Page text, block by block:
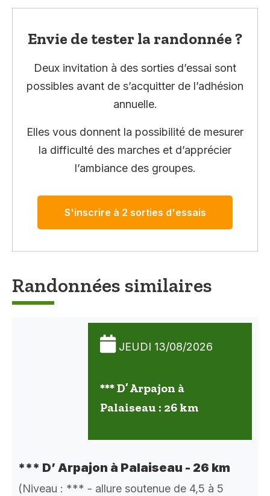
Envie de tester la randonnée ?
Deux invitation à des sorties d’essai sont
possibles avant de s’acquitter de l’adhésion
annuelle.
Elles vous donnent la possibilité de mesurer
la difficulté des marches et d’apprécier
l’ambiance des groupes.
S'inscrire à 2 sorties d'essais
Randonnées similaires
JEUDI 13/08/2026
*** D’ Arpajon à
Palaiseau : 26 km
*** D’ Arpajon à Palaiseau - 26 km
(Niveau : *** - allure soutenue de 4,5 à 5